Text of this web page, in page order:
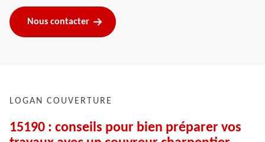
Nous contacter
LOGAN COUVERTURE
15190 : conseils pour bien préparer vos